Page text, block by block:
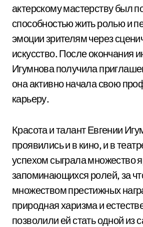
актерскому мастерству был
способностью жить ролью и
эмоции зрителям через
искусство. После окончания
Игумнова получила
она активно начала свою
карьеру.
Красота и талант Евгении
проявились и в кино, и в
успехом сыграла множество
запоминающихся ролей, за
множеством престижных
природная харизма и
позволили ей стать одной